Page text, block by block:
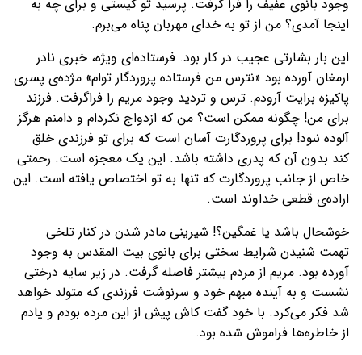
وجود بانوی عفیف را فرا گرفت. پرسید تو کیستی و برای چه به
اینجا آمدی؟ من از تو به خدای مهربان پناه می‌برم.
این بار بشارتی عجیب در کار بود. فرستاده‌ای ویژه، خبری نادر
ارمغان آورده بود «نترس من فرستاده پروردگار توام» مژده‌ی پسری
پاکیزه برایت آرودم. ترس و تردید وجود مریم را فراگرفت. فرزند
برای من! چگونه ممکن است؟ من که ازدواج نکردام و دامنم هرگز
آلوده نبود! برای پروردگارت آسان است که برای تو فرزندی خلق
کند بدون آن که پدری داشته باشد. این یک معجزه است. رحمتی
خاص از جانب پروردگارت که تنها به تو اختصاص یافته است. این
اراده‌ی قطعی خداوند است.
خوشحال باشد یا غمگین؟! شیرینی مادر شدن در کنار تلخی
تهمت شنیدن شرایط سختی برای بانوی بیت المقدس به وجود
آورده بود. مریم از مردم بیشتر فاصله گرفت. در زیر سایه درختی
نشست و به آینده مبهم خود و سرنوشت فرزندی که متولد خواهد
شد فکر می‌کرد. با خود گفت کاش پیش از این مرده بودم و یادم
از خاطره‌ها فراموش شده بود.